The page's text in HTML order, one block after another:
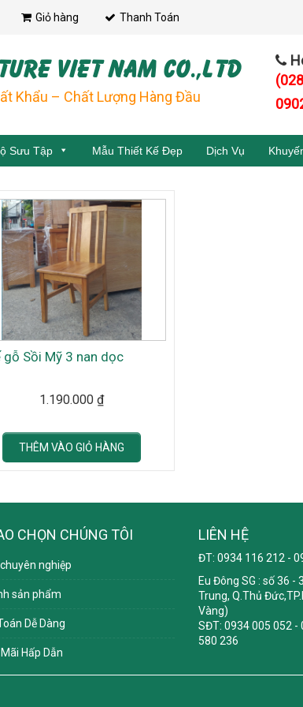
Giỏ hàng Thanh Toán
VIET NAM CO.,LTD
Khẩu – Chất Lượng Hàng Đầu
Sưu Tập Mẫu Thiết Kế Đẹp Dịch Vụ
gỗ Sồi Mỹ 3 nan dọc
1.190.000 ₫
THÊM VÀO GIỎ HÀNG
CHỌN CHÚNG TÔI
nghiệp
sản phẩm
Dễ Dàng
Hấp Dẫn
LIÊN HỆ
ĐT: 0934 116 212 -
Eu Đông SG : số 36 -
Trung, Q.Thủ
Vàng)
SĐT: 0934 005 052 -
580 236